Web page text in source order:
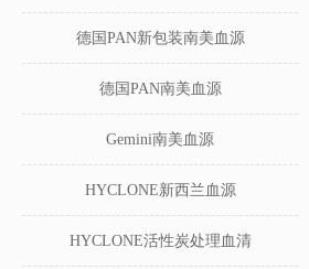
德国PAN新包装南美血源
德国PAN南美血源
Gemini南美血源
HYCLONE新西兰血源
HYCLONE活性炭处理血清